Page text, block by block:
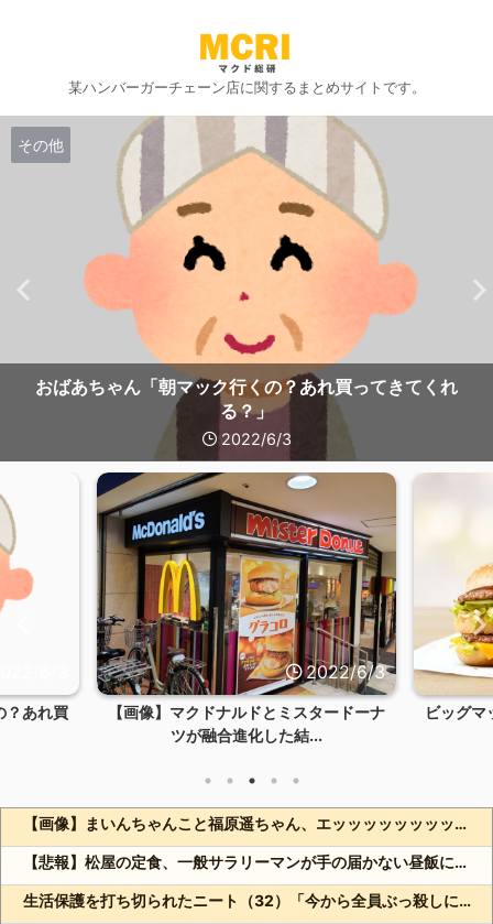
某ハンバーガーチェーン店に関するまとめサイトです。
その他
おばあちゃん「朝マック行くの？あれ買ってきてくれ
る？」
2022/6/3
？あれ買
2022/6/3
【画像】マクドナルドとミスタードーナ
ツが融合進化した結...
ビッグマ
【画像】まいんちゃんこと福原遥ちゃん、エッッッッッッッッッッッッッッッッ！
【悲報】松屋の定食、一般サラリーマンが手の届かない昼飯になってしまうwww
生活保護を打ち切られたニート（32）「今から全員ぶっ殺しに行ってやる」当然逮捕